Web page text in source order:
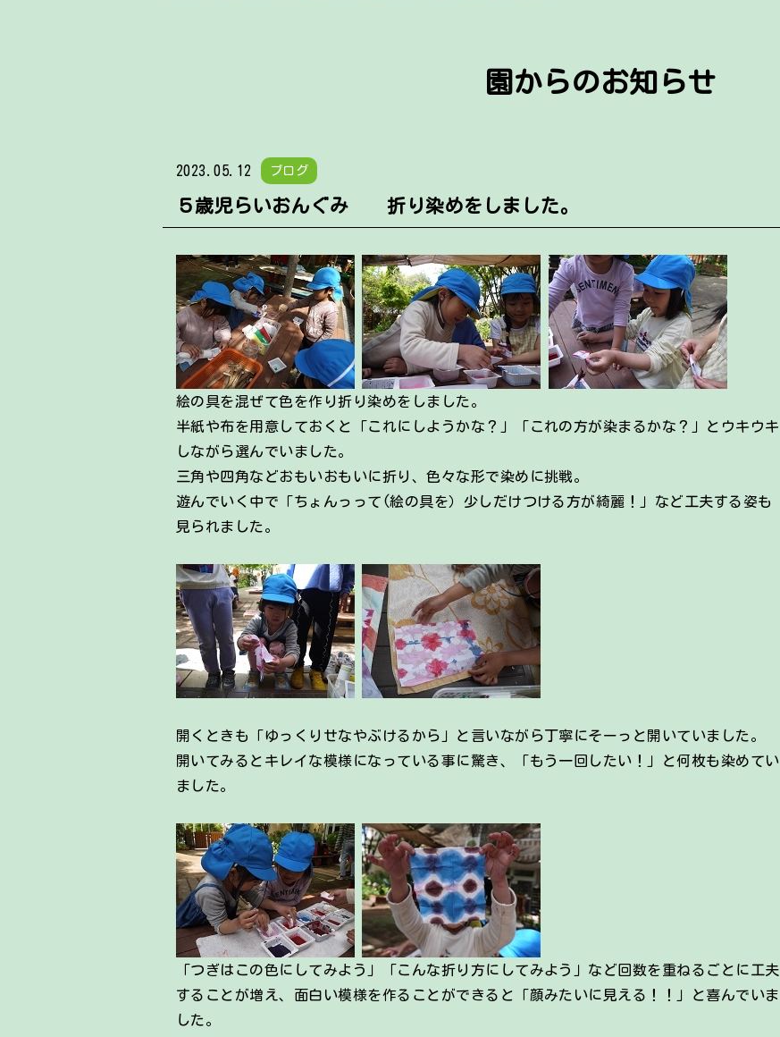
園からのお知らせ
2023.05.12 ブログ
５歳児らいおんぐみ 折り染めをしました。
絵の具を混ぜて色を作り折り染めをしました。
半紙や布を用意しておくと「これにしようかな？」「これの方が染まるかな？」とウキウキ
しながら選んでいました。
三角や四角などおもいおもいに折り、色々な形で染めに挑戦。
遊んでいく中で「ちょんっって(絵の具を）少しだけつける方が綺麗！」など工夫する姿も
見られました。
開くときも「ゆっくりせなやぶけるから」と言いながら丁寧にそーっと開いていました。
開いてみるとキレイな模様になっている事に驚き、「もう一回したい！」と何枚も染めてい
ました。
「つぎはこの色にしてみよう」「こんな折り方にしてみよう」など回数を重ねるごとに工夫
することが増え、面白い模様を作ることができると「顔みたいに見える！！」と喜んでいま
した。